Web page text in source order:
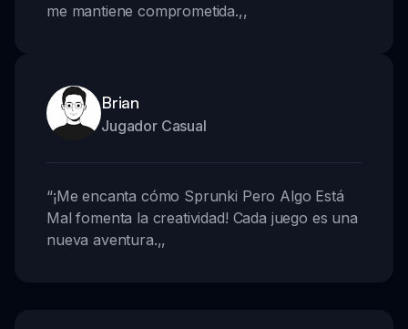
me mantiene comprometida.,,
Brian
Jugador Casual
“¡Me encanta cómo Sprunki Pero Algo Está
Mal fomenta la creatividad! Cada juego es una
nueva aventura.,,